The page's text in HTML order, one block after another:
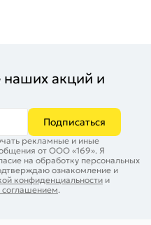
наших акций и
Подписаться
рекламные и иные
от ООО «169». Я
на обработку персональных
ознакомление и
конфиденциальности и
соглашением.